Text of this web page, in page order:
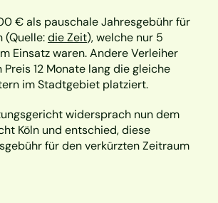
€ als pauschale Jahresgebühr für
(Quelle: die Zeit), welche nur 5
Einsatz waren. Andere Verleiher
12 Monate lang die gleiche
im Stadtgebiet platziert.
widersprach nun dem
Köln und entschied, diese
für den verkürzten Zeitraum